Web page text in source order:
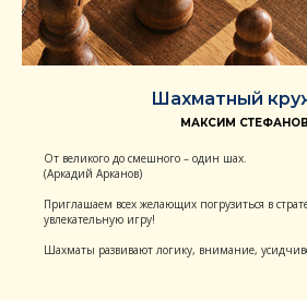
Шахматный
МАКСИМ СТЕФАНОВ
От великого до смешного – один шах.
(Аркадий Арканов)
Приглашаем всех желающих погрузиться в
увлекательную игру!
Шахматы развивают логику, внимание,